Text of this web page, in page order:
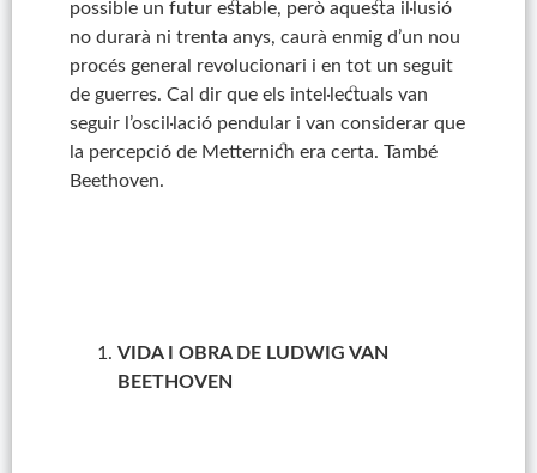
possible un futur estable, però aquesta il·lusió
no durarà ni trenta anys, caurà enmig d’un nou
procés general revolucionari i en tot un seguit
de guerres. Cal dir que els intel·lectuals van
seguir l’oscil·lació pendular i van considerar que
la percepció de Metternich era certa. També
Beethoven.
VIDA I OBRA DE LUDWIG VAN
BEETHOVEN